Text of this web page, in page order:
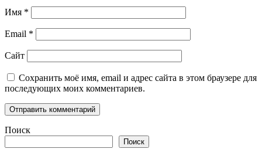
Имя *
Email *
Сайт
Сохранить моё имя, email и адрес сайта в этом браузере для
последующих моих комментариев.
Поиск
Поиск